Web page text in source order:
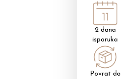
2 dana
isporuka
Povrat do